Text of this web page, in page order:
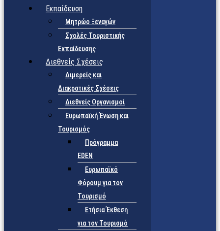
Εκπαίδευση
Μητρώο Ξεναγών
Σχολές Τουριστικής
Εκπαίδευσης
Διεθνείς Σχέσεις
Διμερείς και
Διακρατικές Σχέσεις
Διεθνείς Οργανισμοί
Ευρωπαϊκή Ένωση και
Τουρισμός
Πρόγραμμα
EDEN
Ευρωπαϊκό
Φόρουμ για τον
Τουρισμό
Ετήσια Έκθεση
για τον Τουρισμό